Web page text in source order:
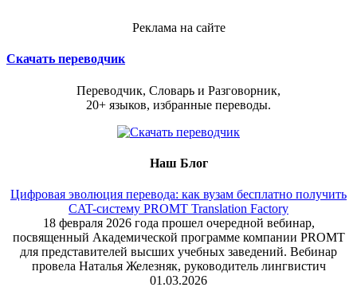
Реклама на сайте
Скачать переводчик
Переводчик, Словарь и Разговорник,
20+ языков, избранные переводы.
Наш Блог
Цифровая эволюция перевода: как вузам бесплатно получить
CAT-систему PROMT Translation Factory
18 февраля 2026 года прошел очередной вебинар,
посвященный Академической программе компании PROMT
для представителей высших учебных заведений. Вебинар
провела Наталья Железняк, руководитель лингвистич
01.03.2026